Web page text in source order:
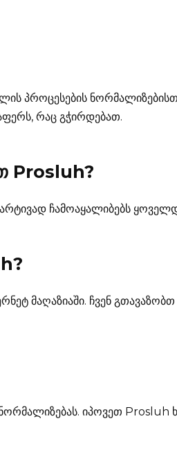
პროცესების
რაც გჭირდებათ.
Prosluh?
ჩამოაყალიბებს
?
მაღაზიაში. ჩვენ
იპოვეთ Prosluh